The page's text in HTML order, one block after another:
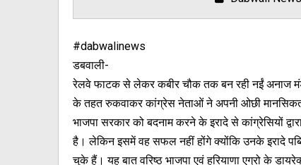
#dabwalinews
डबवाली-
रेलवे फाटक से लेकर कबीर चौक तक बन रही नईं अनाज
के तहत रुकवाकर कांग्रेस नेताओं ने अपनी ओछी
भाजपा सरकार को बदनाम करने के इरादे से कांग्रेसियों
है। लेकिन इसमें वह सफल नहीं होंगे क्योंकि उनके इरादे
चुके हैं। यह बात वरिष्ठ भाजपा एवं हरियाणा एग्रो के